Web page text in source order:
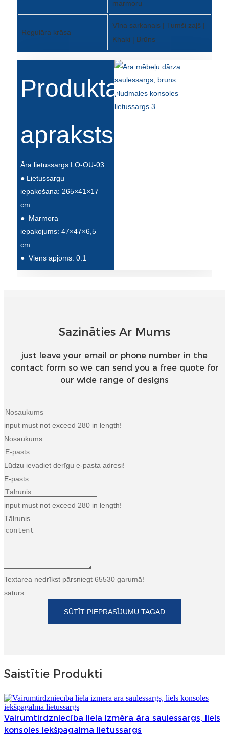
Hrvatski
Македонски
سنڌي
русский
اردو
मराठी
ગુજરાતી
O'zbek
Esperanto
Hmong
marmoru
Regulāra krāsa
Vīna sarkanais | Tumši zaļš |
Khaki | Brūns
Produkta
apraksts
Āra lietussargs LO-OU-03
● Lietussargu
iepakošana: 265×41×17
cm
● Marmora
iepakojums: 47×47×6,5
cm
● Viens apjoms: 0.1
Sazināties Ar Mums
just leave your email or phone number in the
contact form so we can send you a free quote for
our wide range of designs
input must not exceed 280 in length!
Nosaukums
Lūdzu ievadiet derīgu e-pasta adresi!
E-pasts
input must not exceed 280 in length!
Tālrunis
Textarea nedrīkst pārsniegt 65530 garumā!
saturs
SŪTĪT PIEPRASĪJUMU TAGAD
Saistītie Produkti
Vairumtirdzniecība liela izmēra āra saulessargs, liels
konsoles iekšpagalma lietussargs